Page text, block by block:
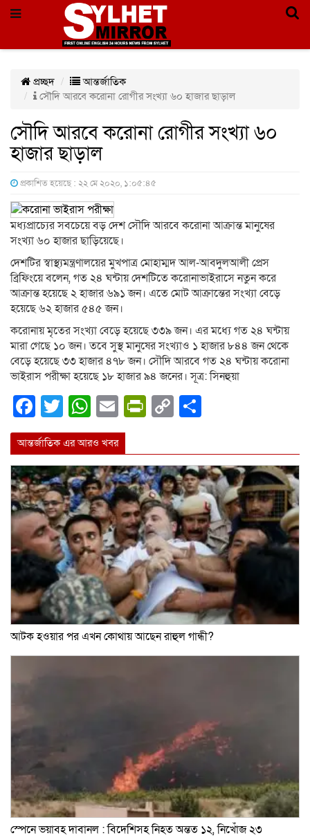
প্রচ্ছদ
আন্তর্জাতিক
সৌদি আরবে করোনা রোগীর সংখ্যা ৬০ হাজার ছাড়াল
সৌদি আরবে করোনা রোগীর সংখ্যা ৬০
হাজার ছাড়াল
প্রকাশিত হয়েছে : ২২ মে ২০২০, ১:০৫:৪৫
মধ্যপ্রাচ্যের সবচেয়ে বড় দেশ সৌদি আরবে করোনা আক্রান্ত মানুষের
সংখ্যা ৬০ হাজার ছাড়িয়েছে।
দেশটির স্বাস্থ্যমন্ত্রণালয়ের মুখপাত্র মোহাম্মদ আল-আবদুলআলী প্রেস
ব্রিফিংয়ে বলেন, গত ২৪ ঘন্টায় দেশটিতে করোনাভাইরাসে নতুন করে
আক্রান্ত হয়েছে ২ হাজার ৬৯১ জন। এতে মোট আক্রান্তের সংখ্যা বেড়ে
হয়েছে ৬২ হাজার ৫৪৫ জন।
করোনায় মৃতের সংখ্যা বেড়ে হয়েছে ৩৩৯ জন। এর মধ্যে গত ২৪ ঘন্টায়
মারা গেছে ১০ জন। তবে সুস্থ মানুষের সংখ্যাও ১ হাজার ৮৪৪ জন থেকে
বেড়ে হয়েছে ৩৩ হাজার ৪৭৮ জন। সৌদি আরবে গত ২৪ ঘন্টায় করোনা
ভাইরাস পরীক্ষা হয়েছে ১৮ হাজার ৯৪ জনের। সূত্র: সিনহুয়া
Facebook
Twitter
WhatsApp
EmailPrintFriendly
Copy
আন্তর্জাতিক এর আরও খবর
আটক হওয়ার পর এখন কোথায় আছেন রাহুল গান্ধী?
স্পেনে ভয়াবহ দাবানল : বিদেশিসহ নিহত অন্তত ১২, নিখোঁজ ২৩